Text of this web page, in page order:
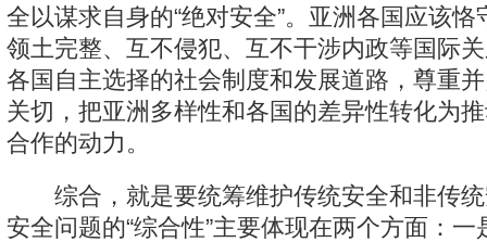
全以谋求自身的“绝对安全”。亚洲各国应该
领土完整、互不侵犯、互不干涉内政等国际
各国自主选择的社会制度和发展道路，尊重
关切，把亚洲多样性和各国的差异性转化为
合作的动力。
综合，就是要统筹维护传统安全和非传统
安全问题的“综合性”主要体现在两个方面：